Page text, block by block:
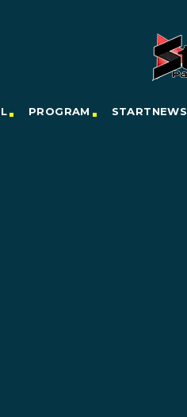
PROGRAM STARTNEWS